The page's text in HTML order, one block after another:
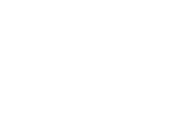
להביא לידי